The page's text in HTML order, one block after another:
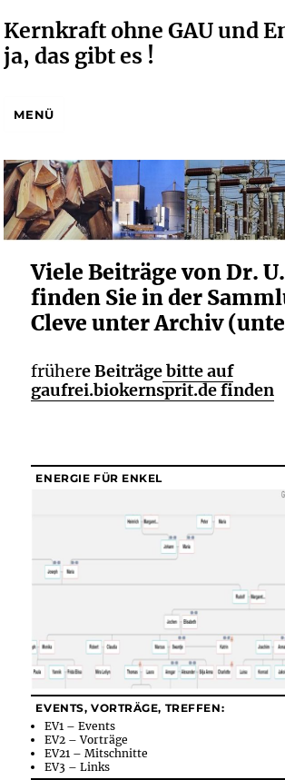
Kernkraft ohne GAU und
ja, das gibt es !
MENÜ
Viele Beiträge von Dr.
finden Sie in der
Cleve unter Archiv
frühere Beiträgebitte auf
gaufrei.biokernsprit.de finden
ENERGIE FÜR ENKEL
EVENTS, VORTRÄGE, TREFFEN:
EV1 – Events
EV2 – Vorträge
EV21 – Mitschnitte
EV3 – Links